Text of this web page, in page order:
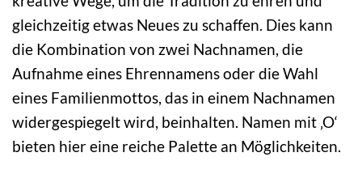
gleichzeitig etwas Neues zu schaffen. Dies kann
die Kombination von zwei Nachnamen, die
Aufnahme eines Ehrennamens oder die Wahl
eines Familienmottos, das in einem Nachnamen
widergespiegelt wird, beinhalten. Namen mit ‚O‘
bieten hier eine reiche Palette an Möglichkeiten.